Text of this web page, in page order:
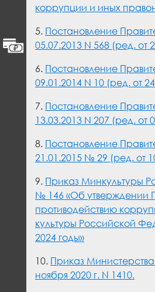
коррупции и иных
5. Постановление
05.07.2013 N 568 (ред. от
6. Постановление
09.01.2014 N 10 (ред. от
7. Постановление
13.03.2013 N 207 (ред. от
8. Постановление
21.01.2015 № 29 (ред. от
9. Приказ Минкультуры
№ 146 «Об утверждении
противодействию
культуры Российской
2024 годы»
10. Приказ
ноября 2020 г. N 1410.